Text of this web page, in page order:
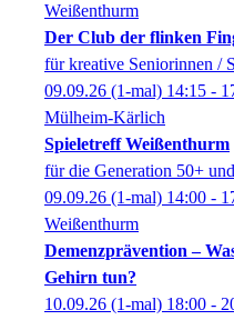
Weißenthurm
Der Club der flinken
für kreative Seniorinnen /
09.09.26 (1-mal) 14:15 -
Mülheim-Kärlich
Spieletreff Weißenthurm
für die Generation 50+
09.09.26 (1-mal) 14:00 -
Weißenthurm
Demenzprävention –
Gehirn tun?
10.09.26 (1-mal) 18:00 -